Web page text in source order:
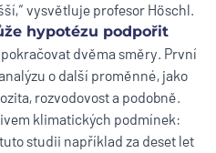
vysvětluje profesor Höschl.
hypotézu podpořit
dvěma směry. První
o další proměnné, jako
rozvodovost a podobně.
klimatických podmínek:
studii například za deset let